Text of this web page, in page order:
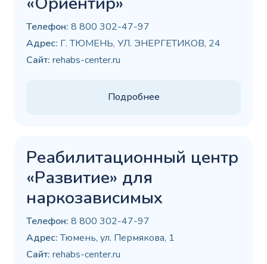
Телефон: 8 800 302-47-97
Адрес: Г. ТЮМЕНЬ, УЛ. ЭНЕРГЕТИКОВ, 24
Сайт: rehabs-center.ru
Подробнее
Реабилитационный центр
«Развитие» для
наркозависимых
Телефон: 8 800 302-47-97
Адрес:Тюмень, ул. Пермякова, 1
Сайт: rehabs-center.ru